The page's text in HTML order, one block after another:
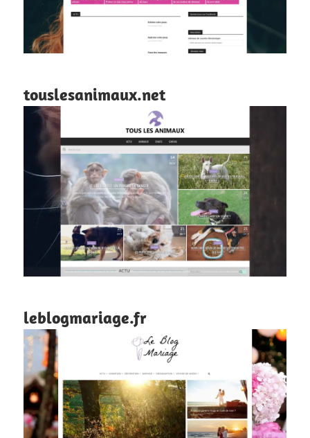
touslesanimaux.net
leblogmariage.fr